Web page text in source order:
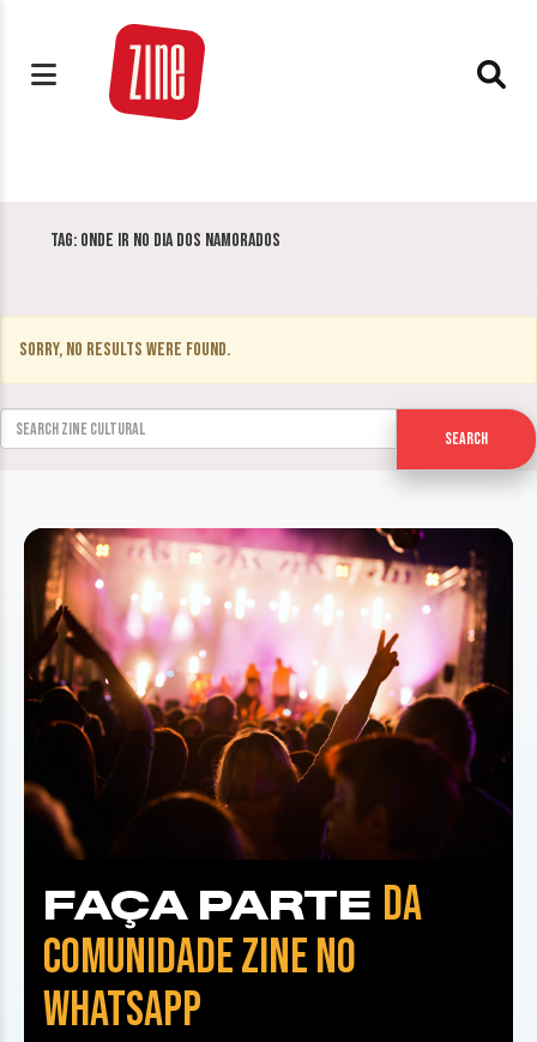
Tag: Onde ir no Dia dos Namorados
Sorry, no results were found.
Search for:
Search
FAÇA PARTE DA
COMUNIDADE ZINE NO
WHATSAPP